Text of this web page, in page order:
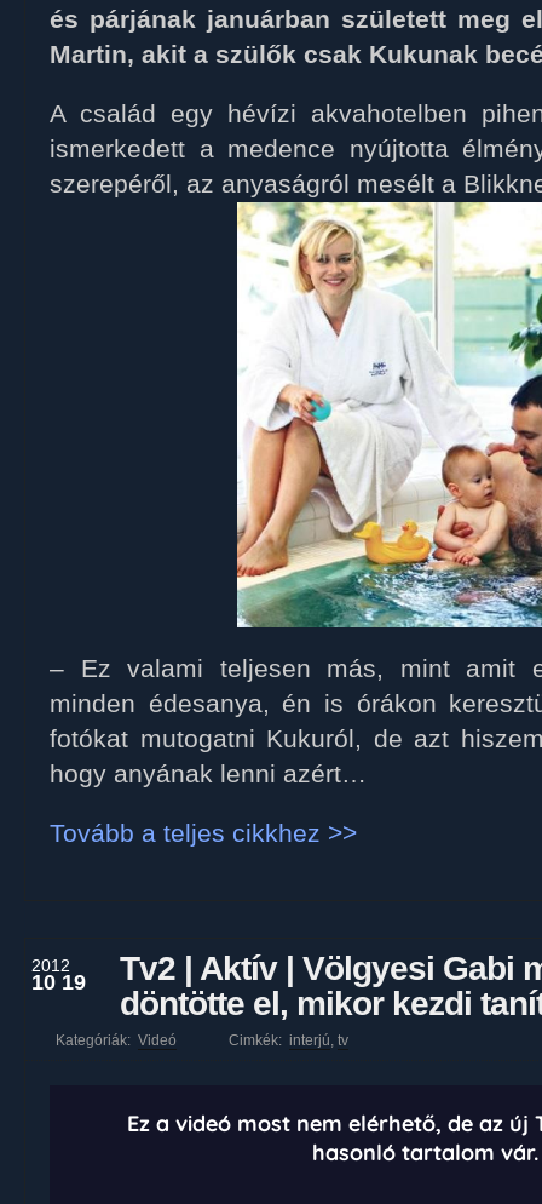
és párjának januárban született meg
Martin, akit a szülők csak Kukunak
A család egy hévízi akvahotelben
ismerkedett a medence nyújtotta
szerepéről, az anyaságról mesélt a
– Ez valami teljesen más, mint amit
minden édesanya, én is órákon
fotókat mutogatni Kukuról, de azt
hogy anyának lenni azért…
Tovább a teljes cikkhez >>
2012
10 19
Tv2 | Aktív | Völgyesi Gabi
döntötte el, mikor kezdi
Kategóriák: Videó Cimkék: interjú, tv